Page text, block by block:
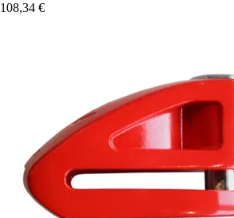
108,34 €